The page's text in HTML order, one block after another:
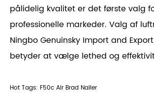
pålidelig kvalitet er det første valg
professionelle markeder. Valg af
Ningbo Genuinsky Import and
betyder at vælge lethed og
Hot Tags: F50c Air Brad Nailer